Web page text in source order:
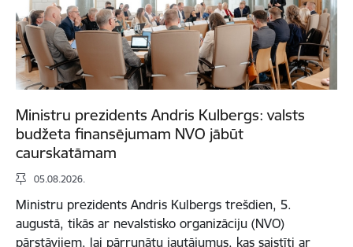
Ministru prezidents Andris Kulbergs: valsts
budžeta finansējumam NVO jābūt
caurskatāmam
05.08.2026.
Ministru prezidents Andris Kulbergs trešdien, 5.
augustā, tikās ar nevalstisko organizāciju (NVO)
pārstāvjiem, lai pārrunātu jautājumus, kas saistīti ar